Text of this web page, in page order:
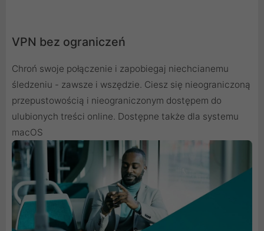
VPN bez ograniczeń
Chroń swoje połączenie i zapobiegaj niechcianemu
śledzeniu - zawsze i wszędzie. Ciesz się nieograniczoną
przepustowością i nieograniczonym dostępem do
ulubionych treści online. Dostępne także dla systemu
macOS